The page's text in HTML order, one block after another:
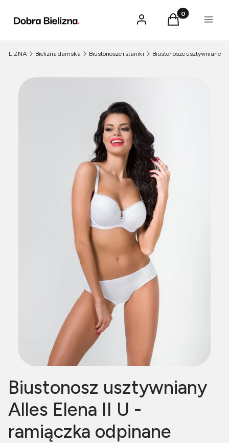
Zaloguj sięProdukty w
Koszyk Menu
BIELIZNA Bielizna damska Biustonosze i staniki Biustonosze usztywniane
Biustonosz usztywniany
Alles Elena II U -
ramiączka odpinane